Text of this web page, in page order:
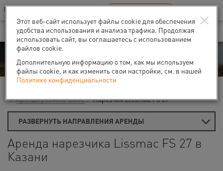
Ваш город:Казань
В Вашем регионе нет наших офисов RU EN
Аренда
Аренда резчика швов
Нарезчик Lissmac FS 27
РАЗВЕРНУТЬ НАПРАВЛЕНИЯ АРЕНДЫ
Аренда нарезчика Lissmac FS 27 в
Казани
×
Этот веб-сайт использует файлы cookie для обеспечения
удобства использования и анализа трафика. Продолжая
использовать сайт, вы соглашаетесь с использованием
файлов cookie.
Дополнительную информацию о том, как мы используем
файлы cookie, и как изменить свои настройки, см. в нашей
Политике конфиденциальности